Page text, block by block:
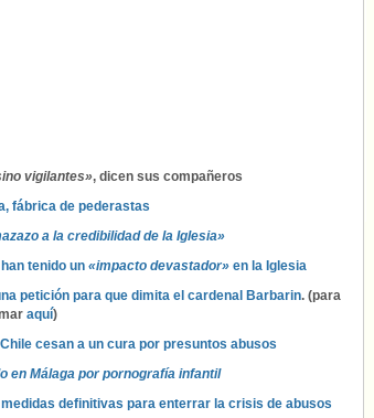
vigilantes», dicen sus compañeros
fábrica de pederastas
a la credibilidad de la Iglesia»
tenido un «impacto devastador» en la Iglesia
petición para que dimita el cardenal Barbarin. (para
aquí)
cesan a un cura por presuntos abusos
en Málaga por pornografía infantil
definitivas para enterrar la crisis de abusos